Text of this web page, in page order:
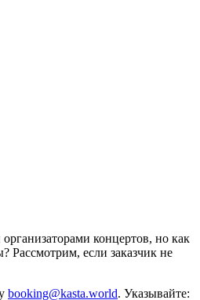
концертов, но как
Рассмотрим, если заказчик не
booking@kasta.world. Указывайте: